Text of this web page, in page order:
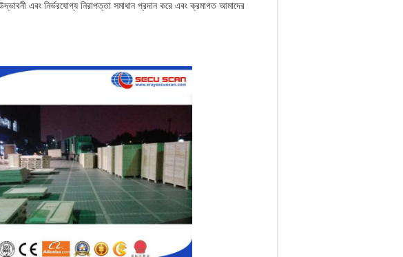
এবং নির্ভরযোগ্য নিরাপত্তা সমাধান প্রদান করে এবং ক্রমাগত আমাদের